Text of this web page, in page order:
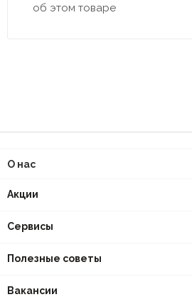
об этом товаре
О нас
Акции
Сервисы
Полезные советы
Вакансии